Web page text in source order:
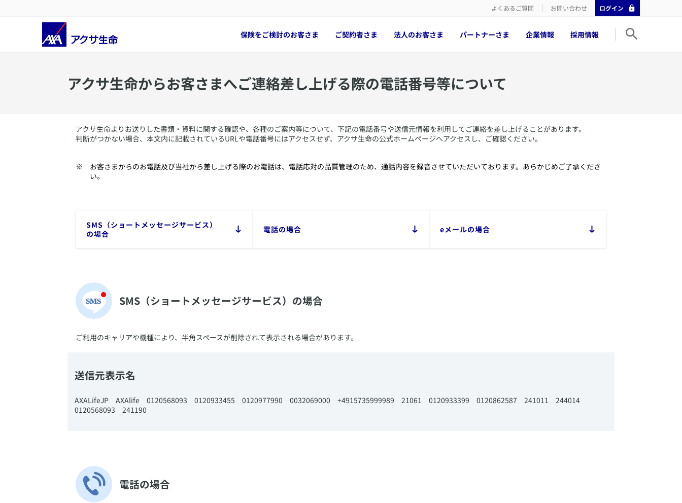
よくあるご質問 お問い合わせ ログイン
保険をご検討のお客さま ご契約者さま 法人のお客さま パートナーさま 企業情報 採用情報
​アクサ生命からお客さまへご連絡差し上げる際の電話番号等について
​アクサ生命よりお送りした書類・資料に関する確認や、各種のご案内等について、下記の電話番号や送信元情報を利用してご連絡を差し上げることがあります。
判断がつかない場合、本文内に記載されているURLや電話番号にはアクセスせず、アクサ生命の公式ホームページへアクセスし、ご確認ください。
​お客さまからのお電話及び当社から差し上げる際のお電話は、電話応対の品質管理のため、通話内容を録音させていただいております。あらかじめご了承くださ
い。
SMS（ショートメッセージサービス）
の場合
​電話の場合 ​eメールの場合
SMS（ショートメッセージサービス）の場合
​ご利用のキャリアや機種により、半角スペースが削除されて表示される場合があります。
送信元表示名
​AXALifeJP AXAlife ​0120568093 0120933455 0120977990 0032069000 +4915735999989 21061 0120933399 0120862587 241011 244014
0120568093 241190
​電話の場合